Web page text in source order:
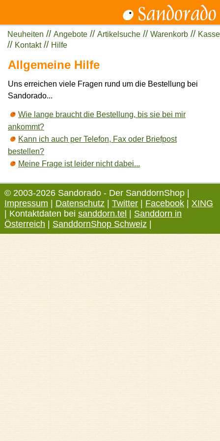
Neuheiten // Angebote // Artikelsuche // Warenkorb // Kasse
// Kontakt// Hilfe
Allgemeine Hilfe
Uns erreichen viele Fragen rund um die Bestellung bei
Sandorado...
Wie lange braucht die Bestellung, bis sie bei mir
ankommt?
Kann ich auch per Telefon, Fax oder Briefpost
bestellen?
Meine Frage ist leider nicht dabei...
© 2003-2026 Sandorado - Der SanddornShop |
Impressum | Datenschutz | Twitter | Facebook | XING
| Kontaktdaten bei sanddorn.tel | Sanddorn in
Österreich | SanddornShop Schweiz |